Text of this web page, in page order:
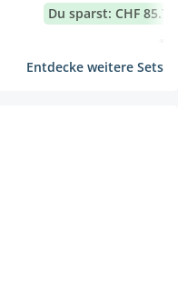
Du sparst: CHF 85.70
Entdecke weitere Sets